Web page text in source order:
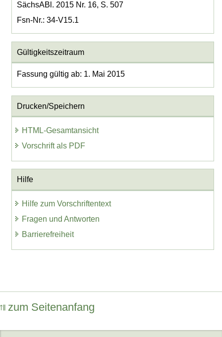
SächsABl. 2015 Nr. 16, S. 507
Fsn-Nr.: 34-V15.1
Gültigkeitszeitraum
Fassung gültig ab: 1. Mai 2015
Drucken/Speichern
HTML-Gesamtansicht
Vorschrift als PDF
Hilfe
Hilfe zum Vorschriftentext
Fragen und Antworten
Barrierefreiheit
zum Seitenanfang